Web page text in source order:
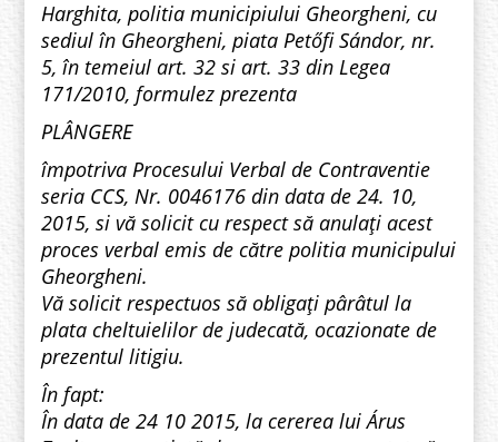
Harghita, politia municipiului Gheorgheni, cu
sediul în Gheorgheni, piata Petőfi Sándor, nr.
5, în temeiul art. 32 si art. 33 din Legea
171/2010, formulez prezenta
PLÂNGERE
împotriva Procesului Verbal de Contraventie
seria CCS, Nr. 0046176 din data de 24. 10,
2015, si vă solicit cu respect să anulaţi acest
proces verbal emis de către politia municipului
Gheorgheni.
Vă solicit respectuos să obligaţi pârâtul la
plata cheltuielilor de judecată, ocazionate de
prezentul litigiu.
În fapt:
În data de 24 10 2015, la cererea lui Árus